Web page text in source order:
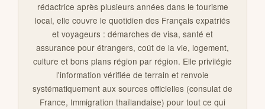
rédactrice après plusieurs années dans le tourisme
local, elle couvre le quotidien des Français expatriés
et voyageurs : démarches de visa, santé et
assurance pour étrangers, coût de la vie, logement,
culture et bons plans région par région. Elle privilégie
l'information vérifiée de terrain et renvoie
systématiquement aux sources officielles (consulat de
France, Immigration thaïlandaise) pour tout ce qui